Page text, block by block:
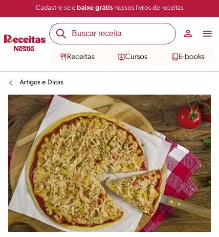
Cadastre-se e baixe grátisnossos livros de receitas
Receitas Cursos E-books
Artigos e Dicas